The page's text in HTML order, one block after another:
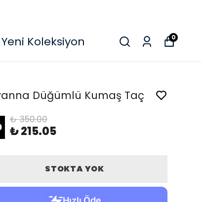
Yeni Koleksiyon 0
Düğümlü Kumaş Taç
₺ 350.00
₺ 215.05
STOKTA YOK